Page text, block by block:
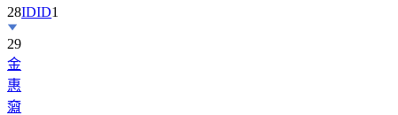
28IDID1
29
金
惠
奫